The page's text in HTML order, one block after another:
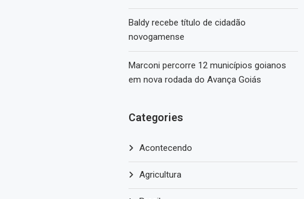
Baldy recebe título de cidadão
novogamense
Marconi percorre 12 municípios goianos
em nova rodada do Avança Goiás
Categories
Acontecendo
Agricultura